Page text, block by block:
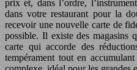
prix et, dans l’ordre,
dans votre restaurant pour la
recevoir une nouvelle carte de
possible. Il existe des magasins
carte qui accorde des
tempérament tout en